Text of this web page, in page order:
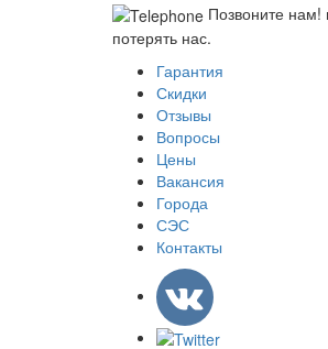
Позвоните
потерять нас.
Гарантия
Скидки
Отзывы
Вопросы
Цены
Вакансия
Города
СЭС
Контакты